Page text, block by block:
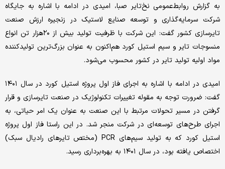
به گزارش روابط‌عمومی نخ‌‌‌تایر صبا، امیدی در ادامه با اشاره به جایگاه
شرکت سرمایه‌گذاری و توسعه صنایع لاستیک در زنجیره ارزش صنعت
تایرسازی کشور گفت: این شرکت با ظرفیت تولید بیش از ۲۰‌هزار تن انواع
منسوجات تایر و سیم‌‌‌ استیل کورد هم‌‌‌اکنون به عنوان بزرگ‌ترین تولیدکننده
مواد اولیه تولید تایر در کشور محسوب می‌شود.
امیدی در ادامه با اشاره به اجرای فاز اول پروژه استیل کورد در سال ۱۴۰۱
گفت: ضرورت توجه به مقوله تغییرات تکنولوژیک در صنعت تایرسازی و قرار
گرفتن در مسیر تحولات مرتبط با این صنعت به عنوان یک امر حیاتی، به
اجرای طرح‌‌‌های توسعه‌‌‌ای در شرکت منجر شد. در این راستا فاز اول پروژه
استیل کورد که به تولید سیم‌‌‌های PCR (مختص تایرهای رادیال سبک)
اختصاص یافته بود، در سال ۱۴۰۱ به بهره‌‌‌برداری رسید.